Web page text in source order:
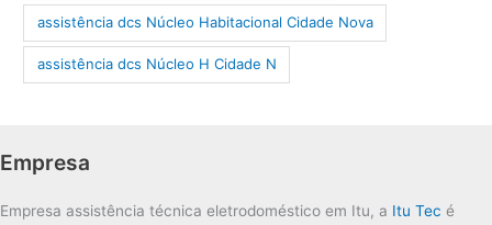
assistência dcs Núcleo Habitacional Cidade Nova
assistência dcs Núcleo H Cidade N
Empresa
Empresa assistência técnica eletrodoméstico em Itu, a Itu Tec é